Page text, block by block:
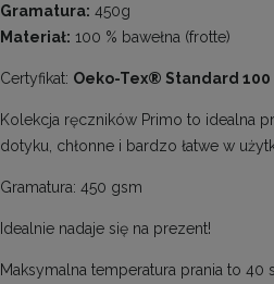
Gramatura: 450g
Materiał: 100 % bawełna (frotte)
Certyfikat: Oeko-Tex® Standard 100
Kolekcja ręczników Primo to idealna
dotyku, chłonne i bardzo łatwe w
Gramatura: 450 gsm
Idealnie nadaje się na prezent!
Maksymalna temperatura prania to